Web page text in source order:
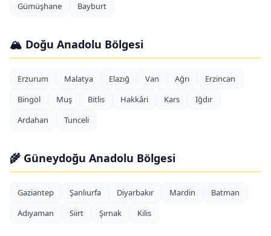
Gümüşhane
Bayburt
🏔️ Doğu Anadolu Bölgesi
Erzurum Malatya Elazığ Van Ağrı
Erzincan
Bingöl
Muş Bitlis Hakkâri Kars
Iğdır
Ardahan
Tunceli
🌾 Güneydoğu Anadolu Bölgesi
Gaziantep Şanlıurfa Diyarbakır Mardin
Batman
Adıyaman
Siirt Şırnak Kilis